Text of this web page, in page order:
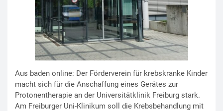
Aus baden online: Der Förderverein für krebskranke Kinder
macht sich für die Anschaffung eines Gerätes zur
Protonentherapie an der Universitätklinik Freiburg stark.
Am Freiburger Uni-Klinikum soll die Krebsbehandlung mit